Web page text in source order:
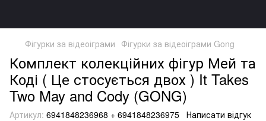
Фігурки за відеоіграми Фігурки за відеоіграми Gong
Комплект колекційних фігур Мей та
Коді ( Це стосується двох ) It Takes
Two May and Cody (GONG)
Артикул: 6941848236968 + 6941848236975 Написати відгук